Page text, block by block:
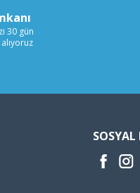
30 gün
SOSYAL